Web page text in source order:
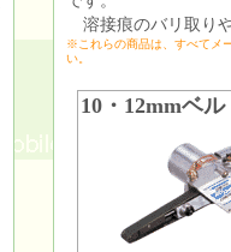
溶接痕のバリ取り
※これらの商品は、すべてメ
い。
10・12mmベ